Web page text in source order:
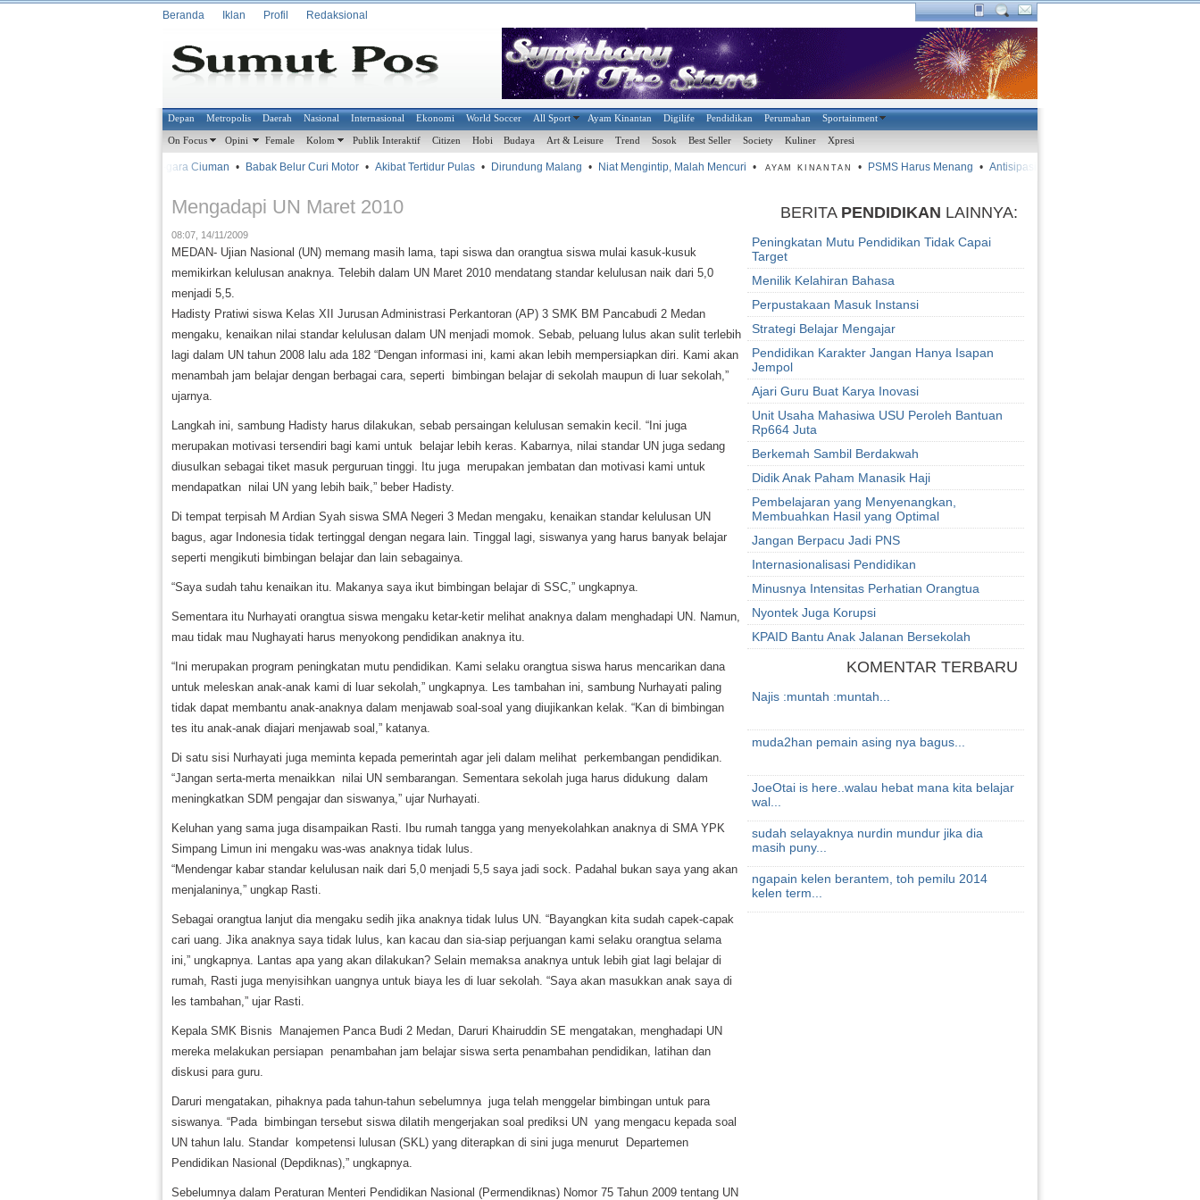
Beranda Iklan Profil Redaksional
Depan Metropolis Daerah Nasional Internasional Ekonomi World Soccer All Sport Ayam Kinantan Digilife Pendidikan Perumahan Sportainment
On Focus Opini Female Kolom Publik Interaktif Citizen Hobi Budaya Art & Leisure Trend Sosok Best Seller Society Kuliner Xpresi
Gara-gara Ciuman • Babak Belur Curi Motor • Akibat Tertidur Pulas • Dirundung Malang • Niat Mengintip, Malah Mencuri • AYAM KINANTAN • PSMS Harus Menang • Antisipasi Hujan, Panpel Siapkan Pawang
Mengadapi UN Maret 2010
08:07, 14/11/2009
MEDAN- Ujian Nasional (UN) memang masih lama, tapi siswa dan orangtua siswa mulai kasuk-kusuk
memikirkan kelulusan anaknya. Telebih dalam UN Maret 2010 mendatang standar kelulusan naik dari 5,0
menjadi 5,5.
Hadisty Pratiwi siswa Kelas XII Jurusan Administrasi Perkantoran (AP) 3 SMK BM Pancabudi 2 Medan
mengaku, kenaikan nilai standar kelulusan dalam UN menjadi momok. Sebab, peluang lulus akan sulit terlebih
lagi dalam UN tahun 2008 lalu ada 182 “Dengan informasi ini, kami akan lebih mempersiapkan diri. Kami akan
menambah jam belajar dengan berbagai cara, seperti bimbingan belajar di sekolah maupun di luar sekolah,”
ujarnya.
Langkah ini, sambung Hadisty harus dilakukan, sebab persaingan kelulusan semakin kecil. “Ini juga
merupakan motivasi tersendiri bagi kami untuk belajar lebih keras. Kabarnya, nilai standar UN juga sedang
diusulkan sebagai tiket masuk perguruan tinggi. Itu juga merupakan jembatan dan motivasi kami untuk
mendapatkan nilai UN yang lebih baik,” beber Hadisty.
Di tempat terpisah M Ardian Syah siswa SMA Negeri 3 Medan mengaku, kenaikan standar kelulusan UN
bagus, agar Indonesia tidak tertinggal dengan negara lain. Tinggal lagi, siswanya yang harus banyak belajar
seperti mengikuti bimbingan belajar dan lain sebagainya.
“Saya sudah tahu kenaikan itu. Makanya saya ikut bimbingan belajar di SSC,” ungkapnya.
Sementara itu Nurhayati orangtua siswa mengaku ketar-ketir melihat anaknya dalam menghadapi UN. Namun,
mau tidak mau Nughayati harus menyokong pendidikan anaknya itu.
“Ini merupakan program peningkatan mutu pendidikan. Kami selaku orangtua siswa harus mencarikan dana
untuk meleskan anak-anak kami di luar sekolah,” ungkapnya. Les tambahan ini, sambung Nurhayati paling
tidak dapat membantu anak-anaknya dalam menjawab soal-soal yang diujikankan kelak. “Kan di bimbingan
tes itu anak-anak diajari menjawab soal,” katanya.
Di satu sisi Nurhayati juga meminta kepada pemerintah agar jeli dalam melihat perkembangan pendidikan.
“Jangan serta-merta menaikkan nilai UN sembarangan. Sementara sekolah juga harus didukung dalam
meningkatkan SDM pengajar dan siswanya,” ujar Nurhayati.
Keluhan yang sama juga disampaikan Rasti. Ibu rumah tangga yang menyekolahkan anaknya di SMA YPK
Simpang Limun ini mengaku was-was anaknya tidak lulus.
“Mendengar kabar standar kelulusan naik dari 5,0 menjadi 5,5 saya jadi sock. Padahal bukan saya yang akan
menjalaninya,” ungkap Rasti.
Sebagai orangtua lanjut dia mengaku sedih jika anaknya tidak lulus UN. “Bayangkan kita sudah capek-capak
cari uang. Jika anaknya saya tidak lulus, kan kacau dan sia-siap perjuangan kami selaku orangtua selama
ini,” ungkapnya. Lantas apa yang akan dilakukan? Selain memaksa anaknya untuk lebih giat lagi belajar di
rumah, Rasti juga menyisihkan uangnya untuk biaya les di luar sekolah. “Saya akan masukkan anak saya di
les tambahan,” ujar Rasti.
Kepala SMK Bisnis Manajemen Panca Budi 2 Medan, Daruri Khairuddin SE mengatakan, menghadapi UN
mereka melakukan persiapan penambahan jam belajar siswa serta penambahan pendidikan, latihan dan
diskusi para guru.
Daruri mengatakan, pihaknya pada tahun-tahun sebelumnya juga telah menggelar bimbingan untuk para
siswanya. “Pada bimbingan tersebut siswa dilatih mengerjakan soal prediksi UN yang mengacu kepada soal
UN tahun lalu. Standar kompetensi lulusan (SKL) yang diterapkan di sini juga menurut Departemen
Pendidikan Nasional (Depdiknas),” ungkapnya.
Sebelumnya dalam Peraturan Menteri Pendidikan Nasional (Permendiknas) Nomor 75 Tahun 2009 tentang UN
BERITA PENDIDIKAN LAINNYA:
Peningkatan Mutu Pendidikan Tidak Capai
Target
Menilik Kelahiran Bahasa
Perpustakaan Masuk Instansi
Strategi Belajar Mengajar
Pendidikan Karakter Jangan Hanya Isapan
Jempol
Ajari Guru Buat Karya Inovasi
Unit Usaha Mahasiwa USU Peroleh Bantuan
Rp664 Juta
Berkemah Sambil Berdakwah
Didik Anak Paham Manasik Haji
Pembelajaran yang Menyenangkan,
Membuahkan Hasil yang Optimal
Jangan Berpacu Jadi PNS
Internasionalisasi Pendidikan
Minusnya Intensitas Perhatian Orangtua
Nyontek Juga Korupsi
KPAID Bantu Anak Jalanan Bersekolah
KOMENTAR TERBARU
Najis :muntah :muntah...
muda2han pemain asing nya bagus...
JoeOtai is here..walau hebat mana kita belajar
wal...
sudah selayaknya nurdin mundur jika dia
masih puny...
ngapain kelen berantem, toh pemilu 2014
kelen term...